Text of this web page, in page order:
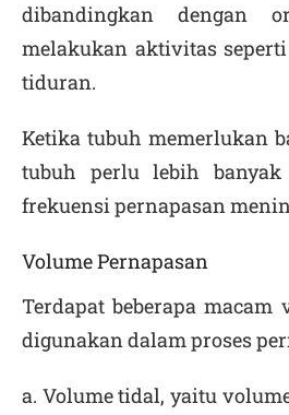
dibandingkan dengan
melakukan aktivitas
tiduran.
Ketika tubuh memerlukan
tubuh perlu lebih banyak
frekuensi pernapasan
Volume Pernapasan
Terdapat beberapa macam
digunakan dalam proses
a. Volume tidal, yaitu